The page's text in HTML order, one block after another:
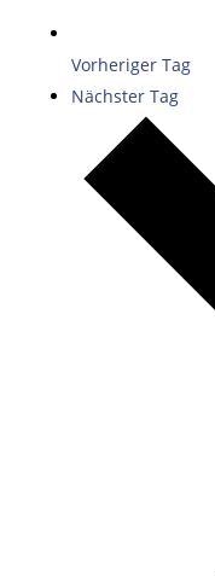
Vorheriger Tag
Nächster Tag